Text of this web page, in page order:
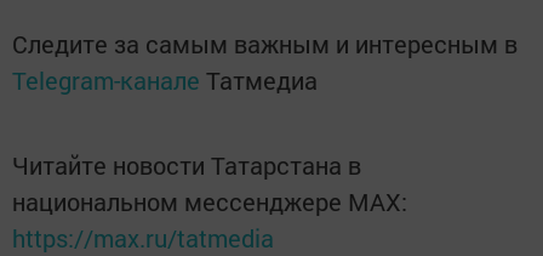
Следите за самым важным и интересным в
Telegram-канале Татмедиа
Читайте новости Татарстана в
национальном мессенджере MАХ:
https://max.ru/tatmedia